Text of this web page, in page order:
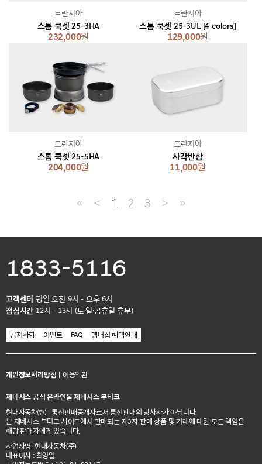
스톰 쿡셋 25-3HA
232,000원
트란지아
스톰 쿡셋 25-3UL [4 colors]
129,000원
트란지아
스톰 쿡셋 25-5HA
204,000원
트란지아
사각반합
11,000원
트란지아
≪ ＜ 1 2 3 ＞ ≫
1833-5116
고객센터 평일 오전 9시 - 오후 6시
점심시간 12시 - 13시 (토·일·공휴일 휴무)
공지사항 이벤트 FAQ 멤버십 혜택안내
개인정보처리방침 | 이용약관
제네시스 공식 온라인몰 제네시스 부티크
현대자동차㈜는 통신판매중개자로서 통신판매의 당사자가 아닙니다.
본 제네시스 부티크 사이트에서 판매되는 제3자 판매 상품 및 거래에 대한 모든 책임은
해당 판매자에게 있습니다.
사업자명: 현대자동차(주)
대표이사 : 최영일